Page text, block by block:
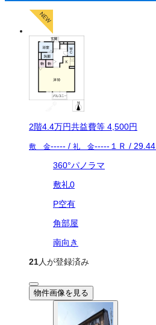
2階4.4万円共益費等 4,500円
敷 金----- / 礼 金----- １Ｒ / 29.44
360°パノラマ
敷礼0
P空有
角部屋
南向き
21人が登録済み
物件画像を見る